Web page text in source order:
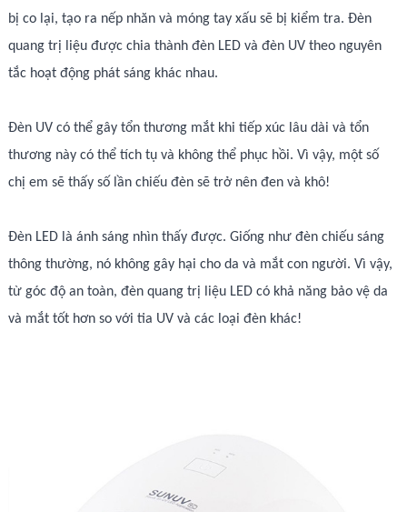
bị co lại, tạo ra nếp nhăn và móng tay xấu sẽ bị kiểm tra. Đèn
quang trị liệu được chia thành đèn LED và đèn UV theo nguyên
tắc hoạt động phát sáng khác nhau.
Đèn UV có thể gây tổn thương mắt khi tiếp xúc lâu dài và tổn
thương này có thể tích tụ và không thể phục hồi. Vì vậy, một số
chị em sẽ thấy số lần chiếu đèn sẽ trở nên đen và khô!
Đèn LED là ánh sáng nhìn thấy được. Giống như đèn chiếu sáng
thông thường, nó không gây hại cho da và mắt con người. Vì vậy,
từ góc độ an toàn, đèn quang trị liệu LED có khả năng bảo vệ da
và mắt tốt hơn so với tia UV và các loại đèn khác!